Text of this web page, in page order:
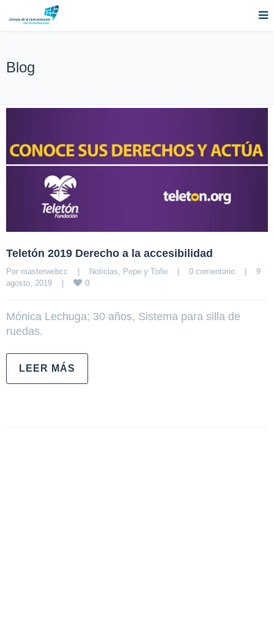
Blog
Teletón 2019 Derecho a la accesibilidad
Por masterwebcc | Noticias Pepe y Toño | 0 comentario |
9
agosto, 2019 | 0
Mónica Lechuga; 30 años, Sistema para silla de
ruedas.
LEER MÁS